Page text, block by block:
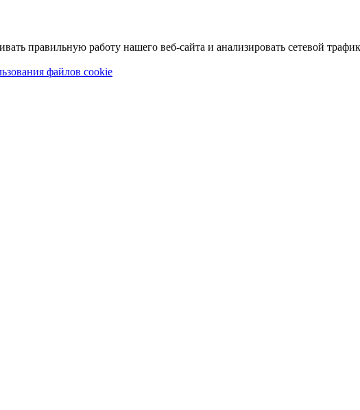
правильную работу нашего веб-сайта и анализировать сетевой
файлов cookie